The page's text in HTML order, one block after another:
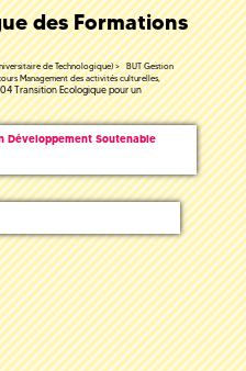
des Formations
de Technologique)
BUT Gestion
Management des activités culturelles,
04 Transition Ecologique pour un
Développement Soutenable